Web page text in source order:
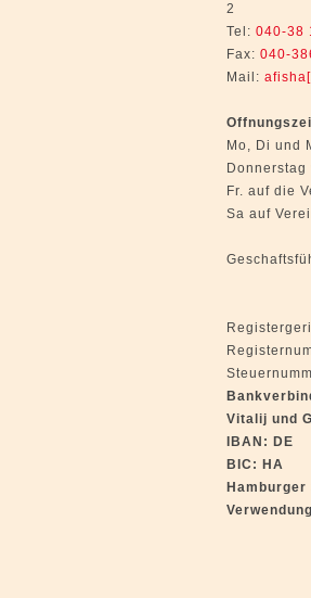
2
Tel: 040-38
Fax: 040-
Mail:
Mo, Di und
Fr. auf die
Sa auf
Vitalij und
IBAN: DE
BIC: HA